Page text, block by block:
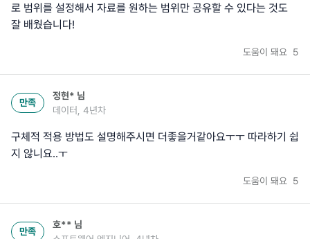
로 범위를 설정해서 자료를 원하는 범위만 공유할 수 있다는 것도
잘 배웠습니다!
도움이 돼요 5
만족
정현* 님
데이터, 4년차
구체적 적용 방법도 설명해주시면 더좋을거같아요ㅜㅜ 따라하기 쉽
지 않니요..ㅜ
도움이 돼요 5
만족
호** 님